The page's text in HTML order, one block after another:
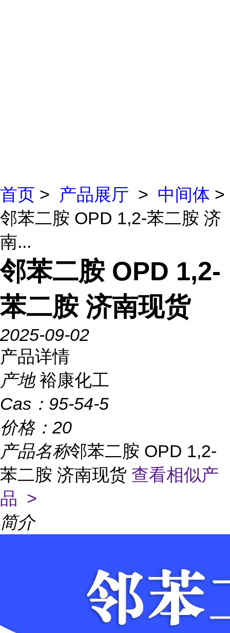
首页 > 产品展厅 > 中间体 >
邻苯二胺 OPD 1,2-苯二胺 济
南...
邻苯二胺 OPD 1,2-
苯二胺 济南现货
2025-09-02
产品详情
产地 裕康化工
Cas： 95-54-5
价格： 20
产品名称邻苯二胺 OPD 1,2-
苯二胺 济南现货 查看相似产
品 >
简介